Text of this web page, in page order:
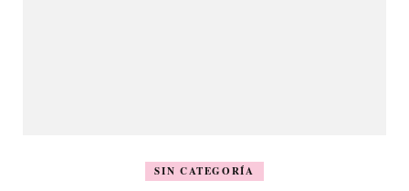
SIN CATEGORÍA